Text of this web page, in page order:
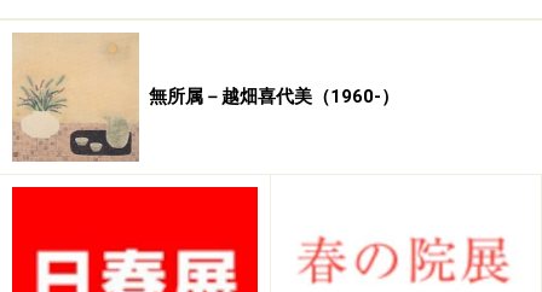
その弟子の中の一人、帆足杏雨の家（富春館）には竹田
の代表作（重要文化財26件）や弟子たちの優品、彼らが
学んだ中国絵画、狩野派・大和絵などの日本絵画が残さ
れていて、現在は大分市美術館に所蔵されています。今
す。
無所属－越畑喜代美（1960-）